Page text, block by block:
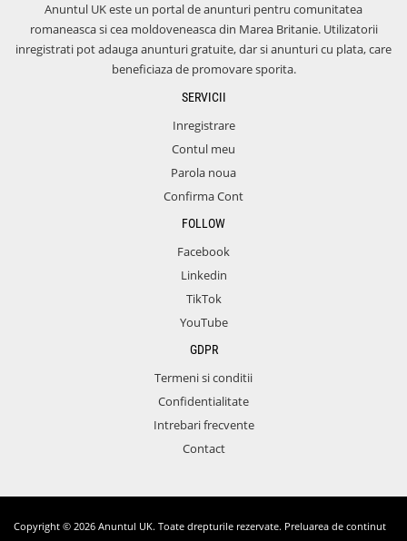
Anuntul UK este un portal de anunturi pentru comunitatea
romaneasca si cea moldoveneasca din Marea Britanie. Utilizatorii
inregistrati pot adauga anunturi gratuite, dar si anunturi cu plata, care
beneficiaza de promovare sporita.
SERVICII
Inregistrare
Contul meu
Parola noua
Confirma Cont
FOLLOW
Facebook
Linkedin
TikTok
YouTube
GDPR
Termeni si conditii
Confidentialitate
Intrebari frecvente
Contact
Copyright © 2026 Anuntul UK. Toate drepturile rezervate. Preluarea de continut